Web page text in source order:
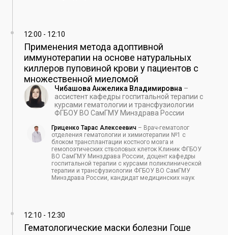
12:00 - 12:10
Применения метода адоптивной
иммунотерапии на основе натуральных
киллеров пуповиной крови у пациентов с
множественной миеломой
Чибашова Анжелика Владимировна –
ассистент кафедры госпитальной терапии с
курсами гематологии и трансфузиологии
ФГБОУ ВО СамГМУ Минздрава России
Гриценко Тарас Алексеевич – Врач-гематолог
отделения гематологии и химиотерапии №1 с
блоком трансплантации костного мозга и
гемопоэтических стволовых клеток Клиник ФГБОУ
ВО СамГМУ Минздрава России, доцент кафедры
госпитальной терапии с курсами поликлинической
терапии и трансфузиологии ФГБОУ ВО СамГМУ
Минздрава России, кандидат медицинских наук
12:10 - 12:30
Гематологические маски болезни Гоше